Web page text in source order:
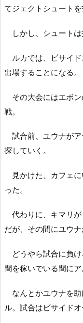
てジェクトシュートを
しかし、シュートは
ルカでは、ビサイド
出場することになる。
その大会にはエボン
戦。
試合前、ユウナがア
探していく。
見かけた、カフェに
った。
代わりに、キマリが
だが、その間にユウ
どうやら試合に負け
間を稼いでいる間にア
なんとかユウナを助
ル。試合はビサイド